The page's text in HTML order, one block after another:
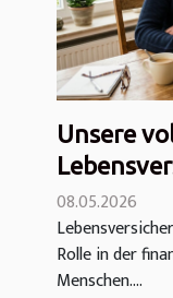
Unsere
Überblick
08.05.2026
Rolle in der
Menschen....